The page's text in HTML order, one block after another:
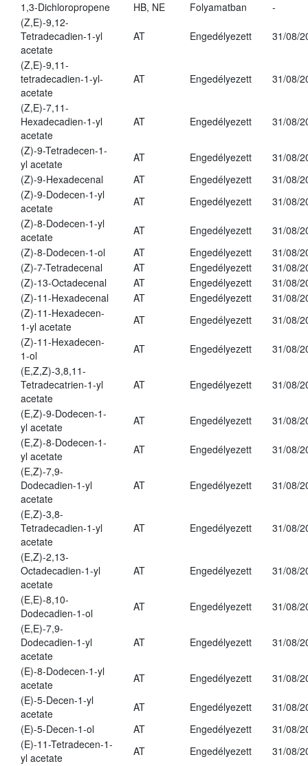
1,3-Dichloropropene HB, NE Folyamatban
-
(Z,E)-9,12-
Tetradecadien-1-yl
acetate
AT Engedélyezett 31/08/
(Z,E)-9,11-
tetradecadien-1-yl-
acetate
AT Engedélyezett 31/08/
(Z,E)-7,11-
Hexadecadien-1-yl
acetate
AT Engedélyezett 31/08/
(Z)-9-Tetradecen-1-
yl acetate
AT Engedélyezett
31/08/
(Z)-9-Hexadecenal
AT Engedélyezett
31/08/
(Z)-9-Dodecen-1-yl
acetate
AT Engedélyezett
31/08/
(Z)-8-Dodecen-1-yl
acetate
AT Engedélyezett
31/08/
(Z)-8-Dodecen-1-ol
AT Engedélyezett
31/08/
(Z)-7-Tetradecenal
AT Engedélyezett
31/08/
(Z)-13-Octadecenal
AT Engedélyezett
31/08/
(Z)-11-Hexadecenal
AT Engedélyezett
31/08/
(Z)-11-Hexadecen-
1-yl acetate
AT Engedélyezett
31/08/
(Z)-11-Hexadecen-
1-ol
AT Engedélyezett
31/08/
(E,Z,Z)-3,8,11-
Tetradecatrien-1-yl
acetate
AT Engedélyezett 31/08/
(E,Z)-9-Dodecen-1-
yl acetate
AT Engedélyezett
31/08/
(E,Z)-8-Dodecen-1-
yl acetate
AT Engedélyezett
31/08/
(E,Z)-7,9-
Dodecadien-1-yl
acetate
AT Engedélyezett 31/08/
(E,Z)-3,8-
Tetradecadien-1-yl
acetate
AT Engedélyezett 31/08/
(E,Z)-2,13-
Octadecadien-1-yl
acetate
AT Engedélyezett 31/08/
(E,E)-8,10-
Dodecadien-1-ol
AT Engedélyezett
31/08/
(E,E)-7,9-
Dodecadien-1-yl
acetate
AT Engedélyezett 31/08/
(E)-8-Dodecen-1-yl
acetate
AT Engedélyezett
31/08/
(E)-5-Decen-1-yl
acetate
AT Engedélyezett
31/08/
(E)-5-Decen-1-ol
AT Engedélyezett
31/08/
(E)-11-Tetradecen-1-
yl acetate
AT Engedélyezett 31/08/